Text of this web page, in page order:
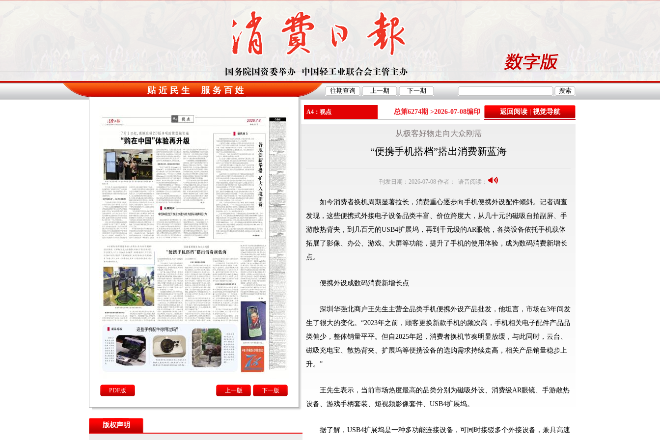
PDF版 下一版
上一版
版权声明
A4：视点 总第6274期 >2026-07-08编印 返回阅读|视觉导航
从极客好物走向大众刚需
“便携手机搭档”搭出消费新蓝海
刊发日期：2026-07-08 作者： 语音阅读：
如今消费者换机周期显著拉长，消费重心逐步向手机便携外设配件倾斜。记者调查
发现，这些便携式外接电子设备品类丰富、价位跨度大，从几十元的磁吸自拍副屏、手
游散热背夹，到几百元的USB4扩展坞，再到千元级的AR眼镜，各类设备依托手机载体
拓展了影像、办公、游戏、大屏等功能，提升了手机的使用体验，成为数码消费新增长
点。
便携外设成数码消费新增长点
深圳华强北商户王先生主营全品类手机便携外设产品批发，他坦言，市场在3年间发
生了很大的变化。“2023年之前，顾客更换新款手机的频次高，手机相关电子配件产品品
类偏少，整体销量平平。但自2025年起，消费者换机节奏明显放缓，与此同时，云台、
磁吸充电宝、散热背夹、扩展坞等便携设备的选购需求持续走高，相关产品销量稳步上
升。”
王先生表示，当前市场热度最高的品类分别为磁吸外设、消费级AR眼镜、手游散热
设备、游戏手柄套装、短视频影像套件、USB4扩展坞。
据了解，USB4扩展坞是一种多功能连接设备，可同时接驳多个外接设备，兼具高速